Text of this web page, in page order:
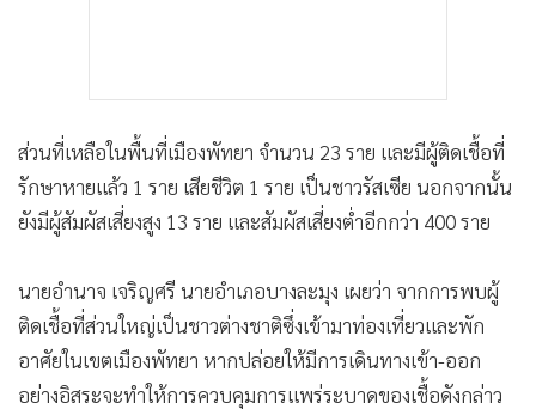
ส่วนที่เหลือในพื้นที่เมืองพัทยา จำนวน 23 ราย และมีผู้ติดเชื้อที่
รักษาหายแล้ว 1 ราย เสียชีวิต 1 ราย เป็นชาวรัสเซีย นอกจากนั้น
ยังมีผู้สัมผัสเสี่ยงสูง 13 ราย และสัมผัสเสี่ยงต่ำอีกกว่า 400 ราย
นายอำนาจ เจริญศรี นายอำเภอบางละมุง เผยว่า จากการพบผู้
ติดเชื้อที่ส่วนใหญ่เป็นชาวต่างชาติซึ่งเข้ามาท่องเที่ยวและพัก
อาศัยในเขตเมืองพัทยา หากปล่อยให้มีการเดินทางเข้า-ออก
อย่างอิสระจะทำให้การควบคุมการแพร่ระบาดของเชื้อดังกล่าว